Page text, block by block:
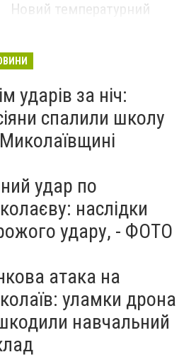
Новий температурний
ударів за ніч:
спалили школу
удар по
наслідки
удару, - ФОТО
атака на
уламки дрона
навчальний